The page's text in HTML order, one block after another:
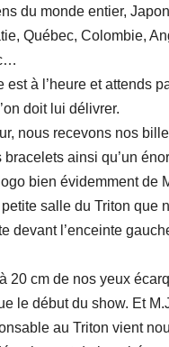
du monde entier,
Québec, Colombie,
est à l’heure et attends
doit lui délivrer.
nous recevons nos
bracelets ainsi qu’un
bien évidemment de
petite salle du Triton que
devant l’enceinte
20 cm de nos yeux
le début du show. Et
au Triton vient